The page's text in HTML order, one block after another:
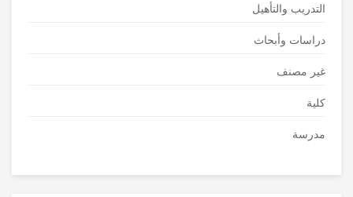
التدريب والتأهيل
دراسات وأبحاث
غير مصنف
كلية
مدرسة